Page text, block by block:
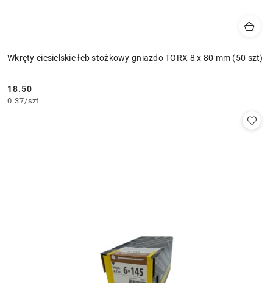
Wkręty ciesielskie łeb stożkowy gniazdo TORX 8 x 80 mm (50 szt)
Cena:
18.50
0.37/szt